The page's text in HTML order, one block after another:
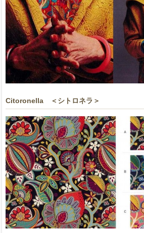
Citoronella ＜シトロネラ＞